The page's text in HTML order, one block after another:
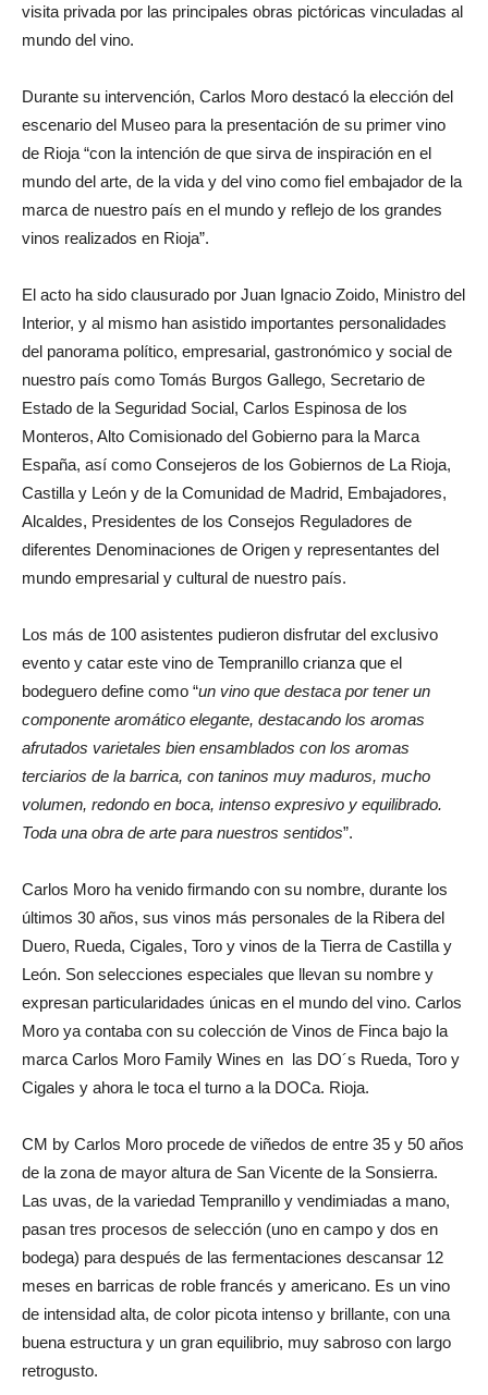
visita privada por las principales obras pictóricas vinculadas al
mundo del vino.
Durante su intervención, Carlos Moro destacó la elección del
escenario del Museo para la presentación de su primer vino
de Rioja “con la intención de que sirva de inspiración en el
mundo del arte, de la vida y del vino como fiel embajador de la
marca de nuestro país en el mundo y reflejo de los grandes
vinos realizados en Rioja”.
El acto ha sido clausurado por Juan Ignacio Zoido, Ministro del
Interior, y al mismo han asistido importantes personalidades
del panorama político, empresarial, gastronómico y social de
nuestro país como Tomás Burgos Gallego, Secretario de
Estado de la Seguridad Social, Carlos Espinosa de los
Monteros, Alto Comisionado del Gobierno para la Marca
España, así como Consejeros de los Gobiernos de La Rioja,
Castilla y León y de la Comunidad de Madrid, Embajadores,
Alcaldes, Presidentes de los Consejos Reguladores de
diferentes Denominaciones de Origen y representantes del
mundo empresarial y cultural de nuestro país.
Los más de 100 asistentes pudieron disfrutar del exclusivo
evento y catar este vino de Tempranillo crianza que el
bodeguero define como “un vino que destaca por tener un
componente aromático elegante, destacando los aromas
afrutados varietales bien ensamblados con los aromas
terciarios de la barrica, con taninos muy maduros, mucho
volumen, redondo en boca, intenso expresivo y equilibrado.
Toda una obra de arte para nuestros sentidos”.
Carlos Moro ha venido firmando con su nombre, durante los
últimos 30 años, sus vinos más personales de la Ribera del
Duero, Rueda, Cigales, Toro y vinos de la Tierra de Castilla y
León. Son selecciones especiales que llevan su nombre y
expresan particularidades únicas en el mundo del vino. Carlos
Moro ya contaba con su colección de Vinos de Finca bajo la
marca Carlos Moro Family Wines en las DO´s Rueda, Toro y
Cigales y ahora le toca el turno a la DOCa. Rioja.
CM by Carlos Moro procede de viñedos de entre 35 y 50 años
de la zona de mayor altura de San Vicente de la Sonsierra.
Las uvas, de la variedad Tempranillo y vendimiadas a mano,
pasan tres procesos de selección (uno en campo y dos en
bodega) para después de las fermentaciones descansar 12
meses en barricas de roble francés y americano. Es un vino
de intensidad alta, de color picota intenso y brillante, con una
buena estructura y un gran equilibrio, muy sabroso con largo
retrogusto.